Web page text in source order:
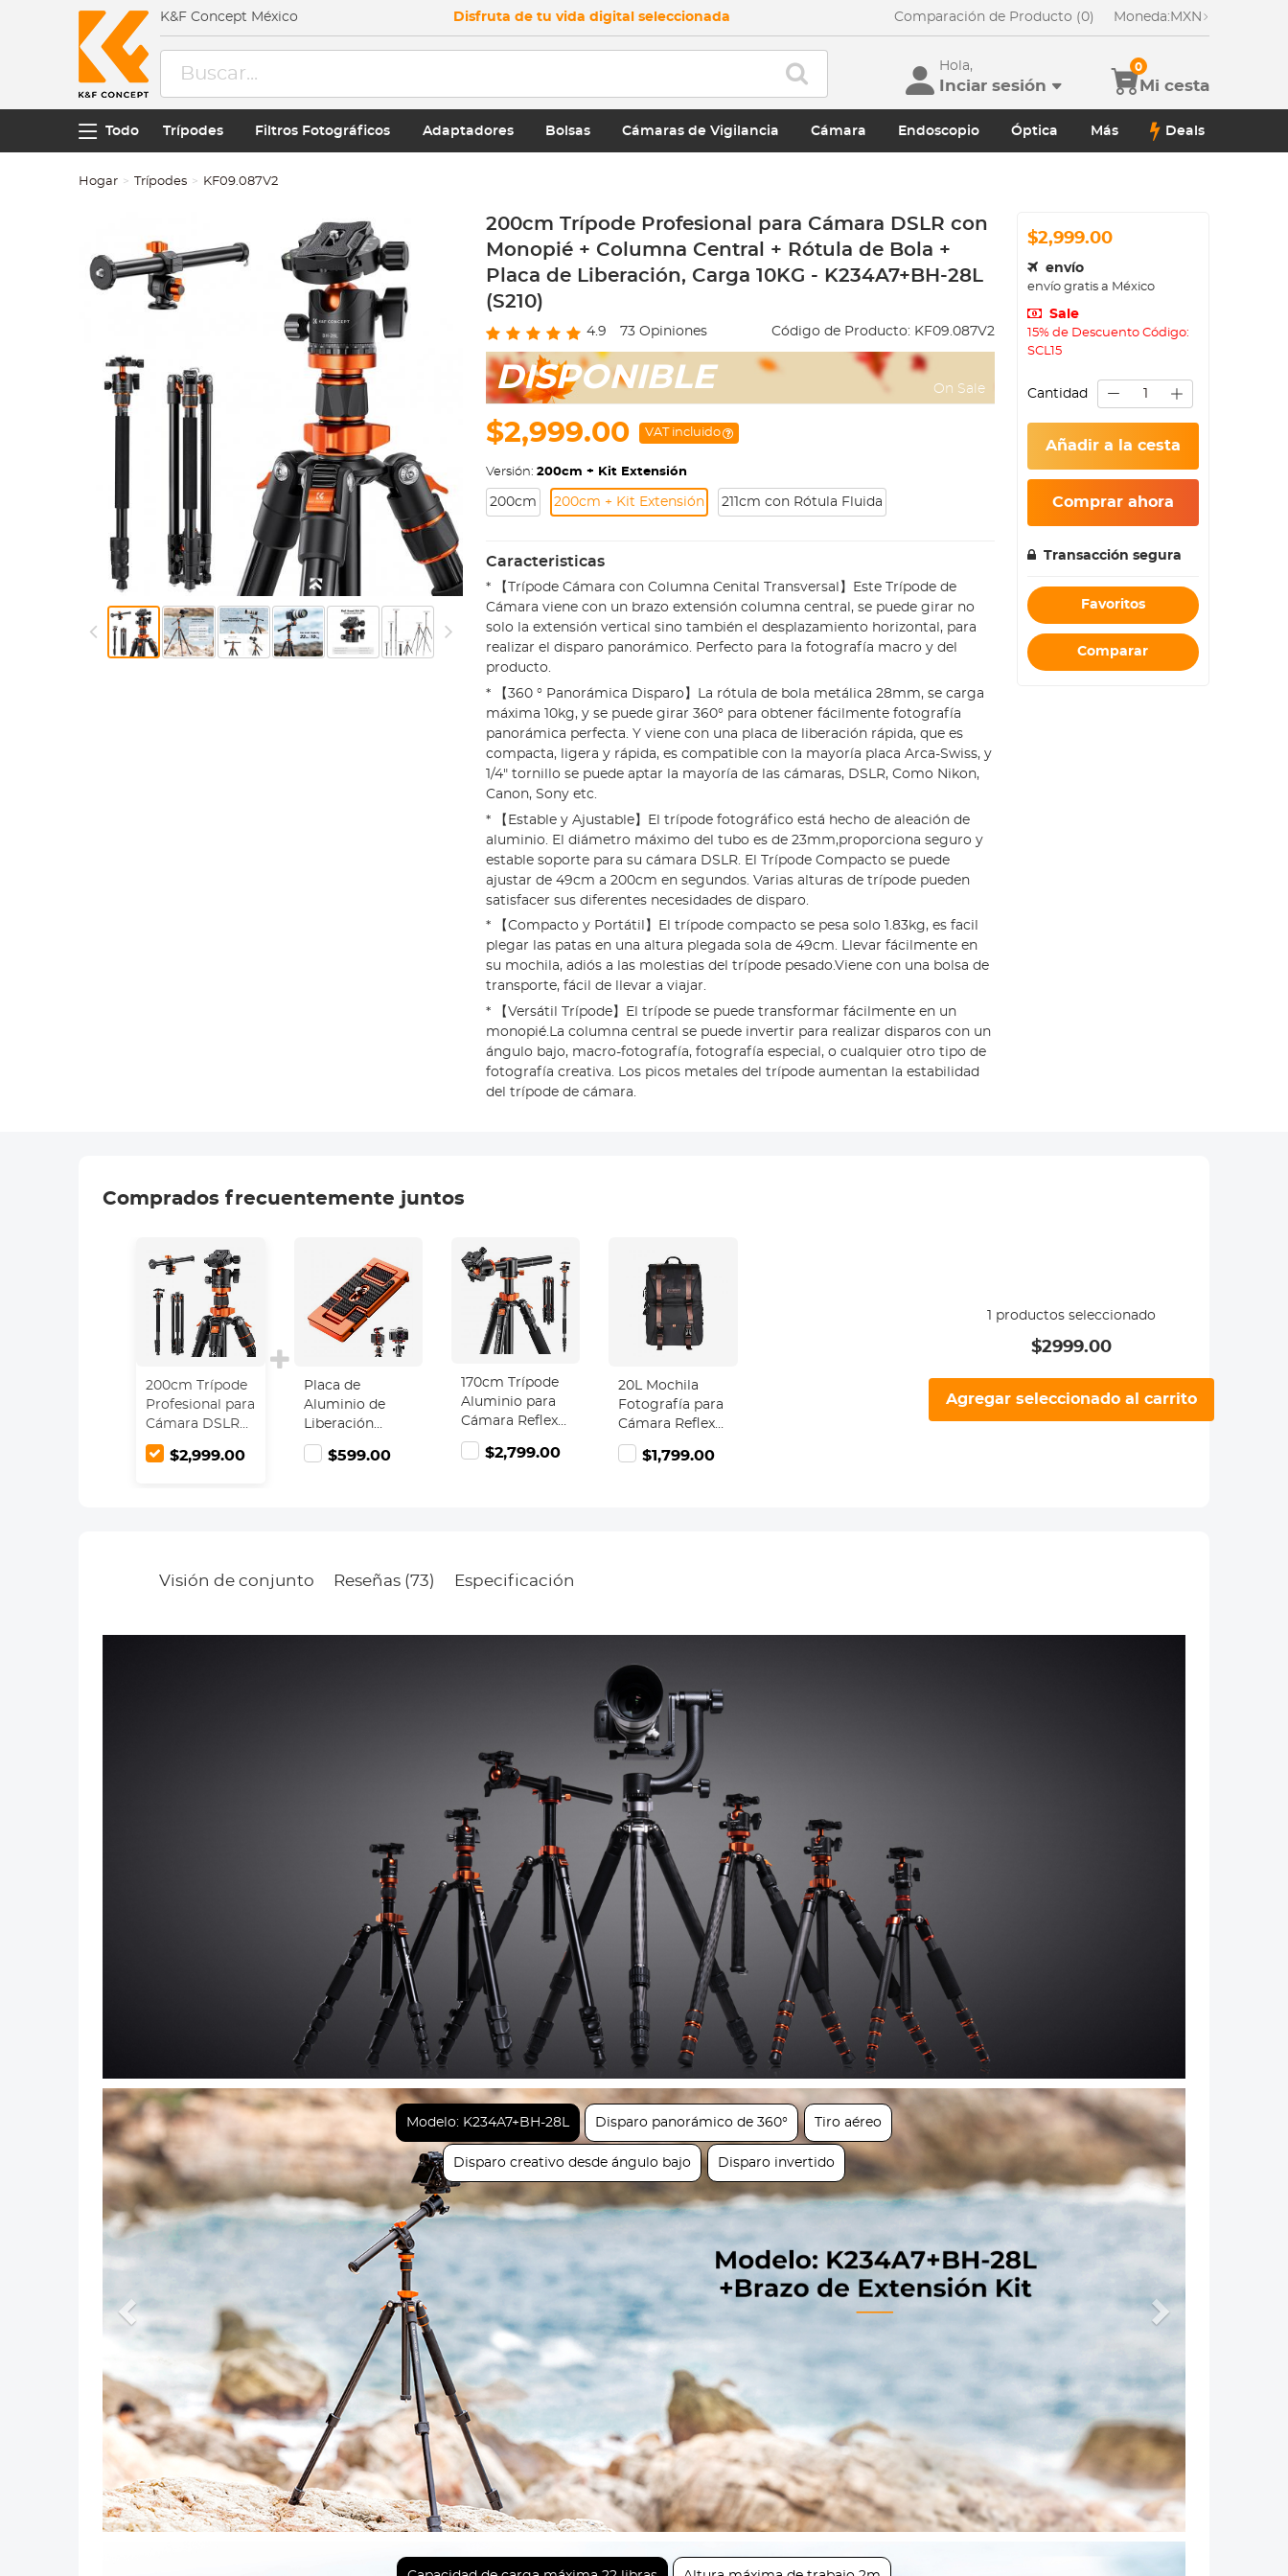
K&F Concept México Disfruta de tu vida digital seleccionada Comparación de Producto (0) Moneda: MXN
Hola,
Inciar sesión Mi cesta
0
Todo Trípodes Filtros Fotográficos Adaptadores Bolsas Cámaras de Vigilancia Cámara Endoscopio Óptica Más Deals
Hogar Trípodes KF09.087V2
200cm Trípode Profesional para Cámara DSLR con
Monopié + Columna Central + Rótula de Bola +
Placa de Liberación, Carga 10KG - K234A7+BH-28L
(S210)
4.9 73Opiniones Código de Producto: KF09.087V2
DISPONIBLE On Sale
$2,999.00 VAT incluido
Versión: 200cm + Kit Extensión
200cm 200cm + Kit Extensión 211cm con Rótula Fluida
Caracteristicas
* 【Trípode Cámara con Columna Cenital Transversal】Este Trípode de
Cámara viene con un brazo extensión columna central, se puede girar no
solo la extensión vertical sino también el desplazamiento horizontal, para
realizar el disparo panorámico. Perfecto para la fotografía macro y del
producto.
* 【360 ° Panorámica Disparo】La rótula de bola metálica 28mm, se carga
máxima 10kg, y se puede girar 360° para obtener fácilmente fotografía
panorámica perfecta. Y viene con una placa de liberación rápida, que es
compacta, ligera y rápida, es compatible con la mayoría placa Arca-Swiss, y
1/4" tornillo se puede aptar la mayoría de las cámaras, DSLR, Como Nikon,
Canon, Sony etc.
* 【Estable y Ajustable】El trípode fotográfico está hecho de aleación de
aluminio. El diámetro máximo del tubo es de 23mm,proporciona seguro y
estable soporte para su cámara DSLR. El Trípode Compacto se puede
ajustar de 49cm a 200cm en segundos. Varias alturas de trípode pueden
satisfacer sus diferentes necesidades de disparo.
* 【Compacto y Portátil】El trípode compacto se pesa solo 1.83kg, es facil
plegar las patas en una altura plegada sola de 49cm. Llevar fácilmente en
su mochila, adiós a las molestias del trípode pesado.Viene con una bolsa de
transporte, fácil de llevar a viajar.
* 【Versátil Trípode】El trípode se puede transformar fácilmente en un
monopié.La columna central se puede invertir para realizar disparos con un
ángulo bajo, macro-fotografía, fotografía especial, o cualquier otro tipo de
fotografía creativa. Los picos metales del trípode aumentan la estabilidad
del trípode de cámara.
$2,999.00
envío
envío gratis a México
Sale
15% de Descuento Código:
SCL15
Cantidad
Añadir a la cesta
Comprar ahora
Transacción segura
Favoritos
Comparar
Comprados frecuentemente juntos
200cm Trípode
Profesional para
Cámara DSLR
con Monopié +
Columna
(S210)
$2,999.00
Placa de
Aluminio de
Liberación
Rápida 2 en 1
Compacta con
Micrófono,
$599.00
170cm Trípode
Aluminio para
Cámara Reflex
con Columna
Central +
T255A4+BH-28L
(TM2515T1)
$2,799.00
20L Mochila
Fotografía para
Cámara Reflex
con Cubierta
Impermeable,
$1,799.00
1 productos seleccionado
$2999.00
Agregar seleccionado al carrito
Visión de conjunto Reseñas (73) Especificación
Modelo: K234A7+BH-28L Disparo panorámico de 360° Tiro aéreo
Disparo creativo desde ángulo bajo Disparo invertido
Anterior Próximo
Próximo